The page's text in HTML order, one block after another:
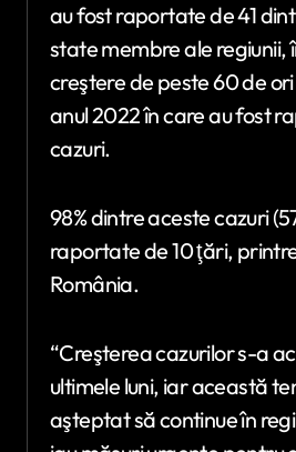
au fost raportate de 41
state membre ale regiunii,
creştere de peste 60 de
anul 2022 în care au fost
cazuri.
98% dintre aceste cazuri
raportate de 10 ţări,
România.
“Creşterea cazurilor s-a
ultimele luni, iar această
aşteptat să continue în